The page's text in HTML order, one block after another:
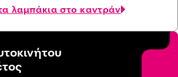
λαμπάκια στο καντράν